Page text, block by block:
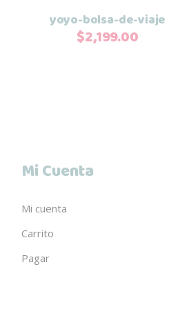
yoyo-bolsa-de-viaje
$2,199.00
Mi Cuenta
Mi cuenta
Carrito
Pagar